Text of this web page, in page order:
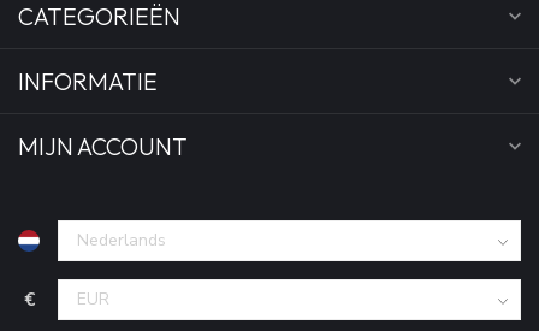
CATEGORIEËN
INFORMATIE
MIJN ACCOUNT
€